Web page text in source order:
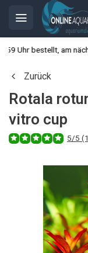
Uhr bestellt, am
Zurück
Rotala
vitro cup
5/5